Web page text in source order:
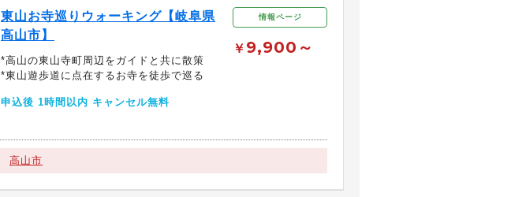
東山お寺巡りウォーキング【岐阜県
高山市】
*高山の東山寺町周辺をガイドと共に散策
*東山遊歩道に点在するお寺を徒歩で巡る
申込後 1時間以内 キャンセル無料
情報ページ
￥ 9,900～
高山市